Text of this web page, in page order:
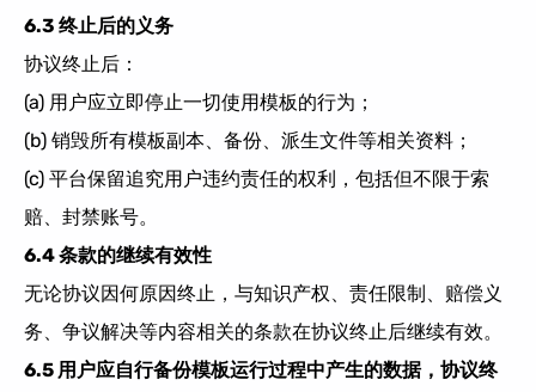
6.3 终止后的义务
协议终止后：
(a) 用户应立即停止一切使用模板的行为；
(b) 销毁所有模板副本、备份、派生文件等相关资料；
(c) 平台保留追究用户违约责任的权利，包括但不限于索
赔、封禁账号。
6.4 条款的继续有效性
无论协议因何原因终止，与知识产权、责任限制、赔偿义
务、争议解决等内容相关的条款在协议终止后继续有效。
6.5 用户应自行备份模板运行过程中产生的数据，协议终